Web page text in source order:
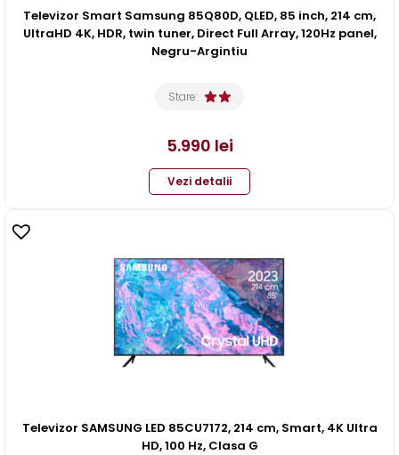
Televizor Smart Samsung 85Q80D, QLED, 85 inch, 214 cm,
UltraHD 4K, HDR, twin tuner, Direct Full Array, 120Hz panel,
Negru-Argintiu
Stare:
5.990 lei
Vezi detalii
Televizor SAMSUNG LED 85CU7172, 214 cm, Smart, 4K Ultra
HD, 100 Hz, Clasa G